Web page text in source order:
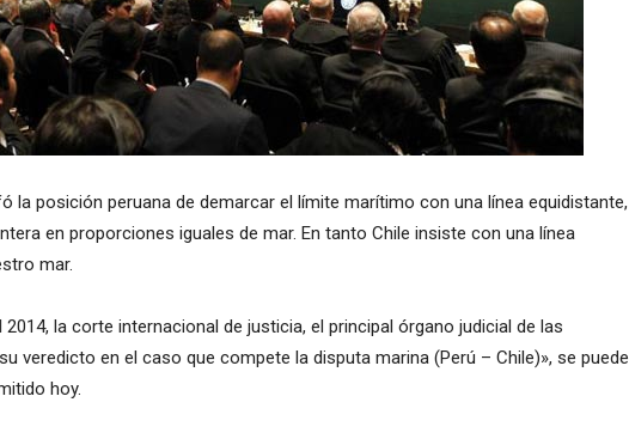
la posición peruana de demarcar el límite marítimo con una línea equidistante,
en proporciones iguales de mar. En tanto Chile insiste con una línea
mar.
2014, la corte internacional de justicia, el principal órgano judicial de las
veredicto en el caso que compete la disputa marina (Perú – Chile)», se puede
hoy.